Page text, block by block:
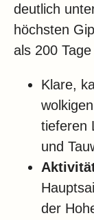
deutlich
höchsten
als 200
Klare,
tieferen
und
der